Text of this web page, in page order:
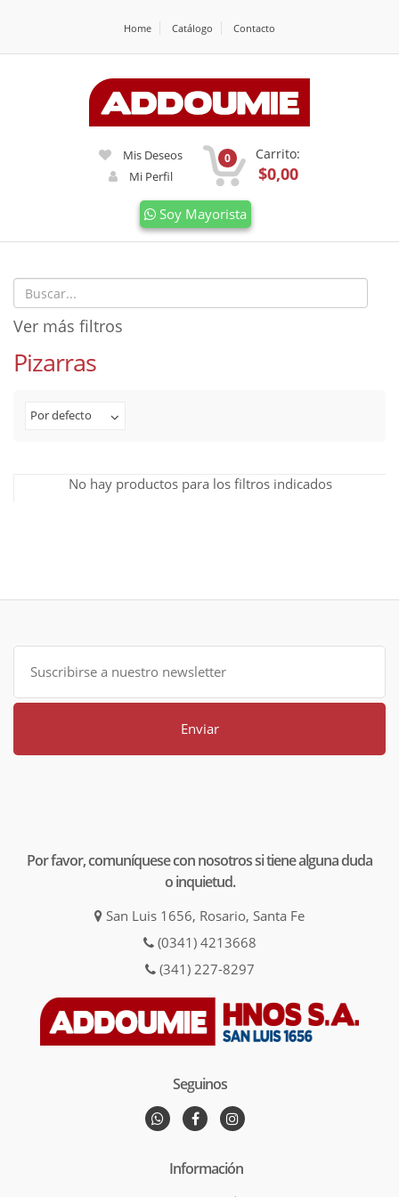
Home Catálogo Contacto
Mis Deseos
Mi Perfil
Soy Mayorista
0 Carrito:
$0,00
Ver más filtros
Pizarras
Por defecto
No hay productos para los filtros indicados
Enviar
Por favor, comuníquese con nosotros si tiene alguna duda
o inquietud.
San Luis 1656, Rosario, Santa Fe
(0341) 4213668
(341) 227-8297
Seguinos
Información